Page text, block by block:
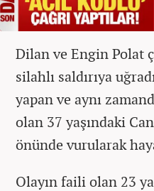
Dilan ve Engin Polat
silahlı saldırıya
yapan ve aynı
olan 37 yaşındaki
önünde vurularak
Olayın faili olan 23